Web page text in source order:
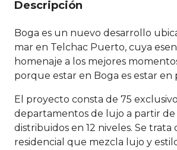
Descripción
Boga es un nuevo desarrollo
mar en Telchac Puerto, cuya
homenaje a los mejores
porque estar en Boga es estar en
El proyecto consta de 75
departamentos de lujo a partir de
distribuidos en 12 niveles. Se
residencial que mezcla lujo y